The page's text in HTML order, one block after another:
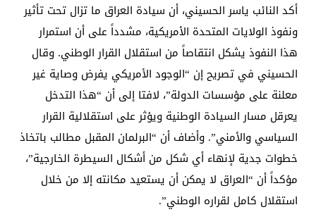
أكد النائب ياسر الحسيني، أن سيادة العراق ما تزال تحت تأثير
ونفوذ الولايات المتحدة الأمريكية، مشدداً على أن استمرار
هذا النفوذ يشكل انتقاصاً من استقلال القرار الوطني. وقال
الحسيني في تصريح إن “الوجود الأمريكي يفرض وصاية غير
معلنة على مؤسسات الدولة”، لافتا إلى أن “هذا التدخل
يعرقل مسار السيادة الوطنية ويؤثر على استقلالية القرار
السياسي والأمني”. وأضاف أن “البرلمان المقبل مطالب باتخاذ
خطوات جدية لإنهاء أي شكل من أشكال السيطرة الخارجية”،
مؤكداً أن “العراق لا يمكن أن يستعيد مكانته إلا من خلال
استقلال كامل لقراره الوطني”.